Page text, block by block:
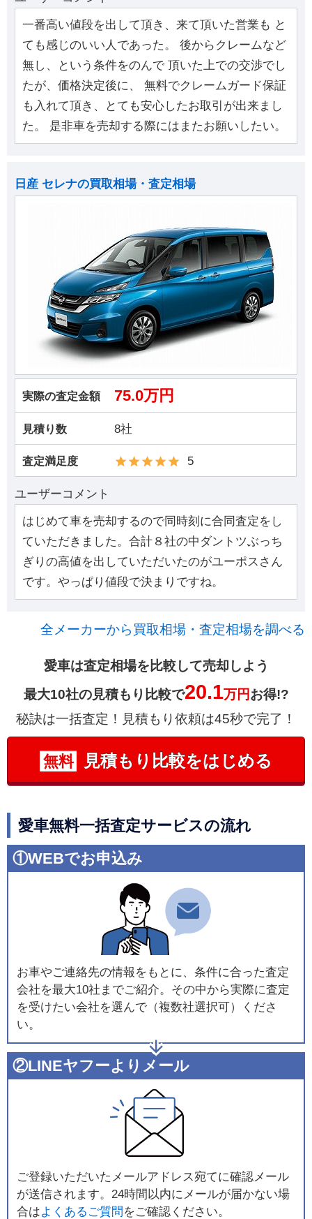
一番高い値段を出して頂き、来て頂いた営業も と
ても感じのいい人であった。 後からクレームなど
無し、という条件をのんで 頂いた上での交渉でし
たが、価格決定後に、 無料でクレームガード保証
も入れて頂き、とても安心したお取引が出来まし
た。 是非車を売却する際にはまたお願いしたい。
日産 セレナの買取相場・査定相場
実際の査定金額 75.0万円
見積り数 8社
査定満足度 5
ユーザーコメント
はじめて車を売却するので同時刻に合同査定をし
ていただきました。合計８社の中ダントツぶっち
ぎりの高値を出していただいたのがユーポスさん
です。やっぱり値段で決まりですね。
全メーカーから買取相場・査定相場を調べる
愛車は査定相場を比較して売却しよう
最大10社の見積もり比較で20.1万円お得!?
秘訣は一括査定！見積もり依頼は45秒で完了！
無料 見積もり比較をはじめる
愛車無料一括査定サービスの流れ
①WEBでお申込み
お車やご連絡先の情報をもとに、条件に合った査定
会社を最大10社までご紹介。その中から実際に査定
を受けたい会社を選んで（複数社選択可）くださ
い。
②LINEヤフーよりメール
ご登録いただいたメールアドレス宛てに確認メール
が送信されます。24時間以内にメールが届かない場
合はよくあるご質問 をご確認ください。